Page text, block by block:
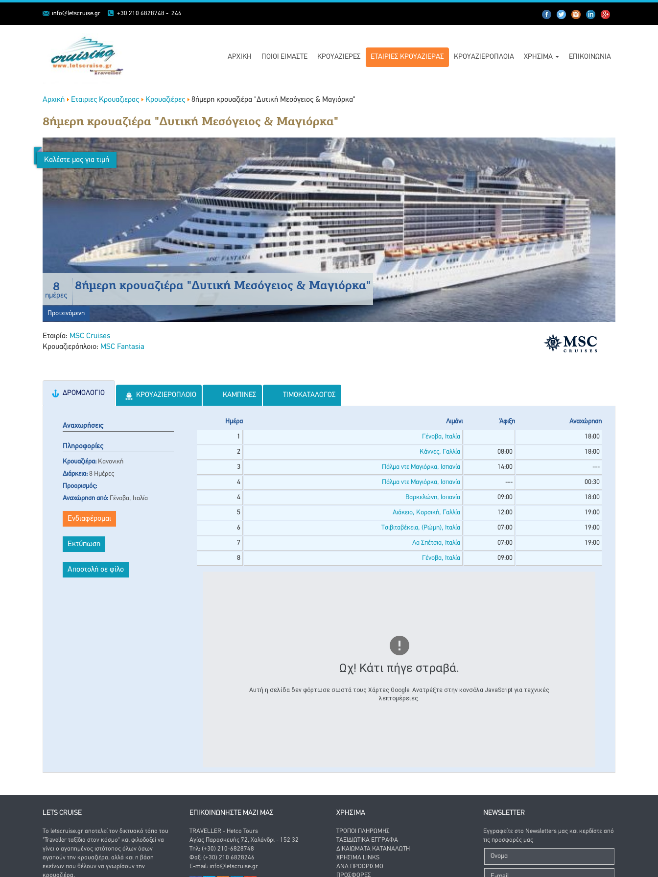
info@letscruise.gr +30 210 6828748 - 246
ΑΡΧΙΚΉ ΠΟΙΟΊ ΕΊΜΑΣΤΕ ΚΡΟΥΑΖΙΈΡΕΣ ΕΤΑΙΡΙΕΣ ΚΡΟΥΑΖΙΕΡΑΣ ΚΡΟΥΑΖΙΕΡΌΠΛΟΙΑ ΧΡΉΣΙΜΑ ΕΠΙΚΟΙΝΩΝΊΑ
Αρχική Εταιριες Κρουαζιερας Κρουαζιέρες 8ήμερη κρουαζιέρα "Δυτική Μεσόγειος & Μαγιόρκα"
8ήμερη κρουαζιέρα "Δυτική Μεσόγειος & Μαγιόρκα"
Καλέστε μας για τιμή
8
ημέρες
8ήμερη κρουαζιέρα "Δυτική Μεσόγειος & Μαγιόρκα"
Προτεινόμενη
Εταιρία: MSC Cruises
Κρουαζιερόπλοιο: MSC Fantasia
ΔΡΟΜΟΛΌΓΙΟ ΚΡΟΥΑΖΙΕΡΌΠΛΟΙΟ ΚΑΜΠΊΝΕΣ ΤΙΜΟΚΑΤΆΛΟΓΟΣ
Αναχωρήσεις
Πληροφορίες
Κρουαζιέρα: Κανονική
Διάρκεια: 8 Ημέρες
Προορισμός:
Αναχώρηση από: Γένοβα, Ιταλία
Ενδιαφέρομαι
Εκτύπωση
Αποστολή σε φίλο
Ημέρα Λιμάνι Άφιξη Αναχώρηση
1 Γένοβα, Ιταλία 18:00
2 Κάννες, Γαλλία 08:00 18:00
3 Πάλμα ντε Μαγιόρκα, Ισπανία 14:00 ---
4 Πάλμα ντε Μαγιόρκα, Ισπανία --- 00:30
4 Βαρκελώνη, Ισπανία 09:00 18:00
5 Αιάκειο, Κορσική, Γαλλία 12:00 19:00
6 Τσιβιταβέκεια, (Ρώμη), Ιταλία 07:00 19:00
7 Λα Σπέτσια, Ιταλία 07:00 19:00
8 Γένοβα, Ιταλία 09:00
Ωχ! Κάτι πήγε στραβά.
Αυτή η σελίδα δεν φόρτωσε σωστά τους Χάρτες Google. Ανατρέξτε στην κονσόλα JavaScript για τεχνικές
λεπτομέρειες.
LETS CRUISE
Το letscruise.gr αποτελεί τον δικτυακό τόπο του
"Traveller ταξίδια στον κόσμο" και φιλοδοξεί να
γίνει ο αγαπημένος ιστότοπος όλων όσων
αγαπούν την κρουαζιέρα, αλλά και η βάση
εκείνων που θέλουν να γνωρίσουν την
κρουαζιέρα.
ΕΠΙΚΟΙΝΩΝΗΣΤΕ ΜΑΖΙ ΜΑΣ
TRAVELLER - Hetco Tours
Αγίας Παρασκευής 72, Χαλάνδρι - 152 32
Τηλ: (+30) 210-6828748
Φαξ: (+30) 210 6828246
E-mail: info@letscruise.gr
ΧΡΗΣΙΜΑ
ΤΡΌΠΟΙ ΠΛΗΡΩΜΉΣ
ΤΑΞΙΔΙΩΤΙΚΆ ΈΓΓΡΑΦΑ
ΔΙΚΑΙΏΜΑΤΑ ΚΑΤΑΝΑΛΩΤΉ
ΧΡΉΣΙΜΑ LINKS
ΑΝΑ ΠΡΟΟΡΙΣΜΌ
ΠΡΟΣΦΟΡΈΣ
NEWSLETTER
Εγγραφείτε στο Newsletters μας και κερδίστε από
τις προσφορές μας